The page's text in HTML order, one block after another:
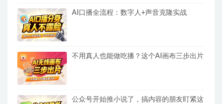
AI口播全流程：数字人+声音克隆实战
不用真人也能做吃播？这个AI画布三步出片
公众号开始推小说了，搞内容的朋友盯紧这